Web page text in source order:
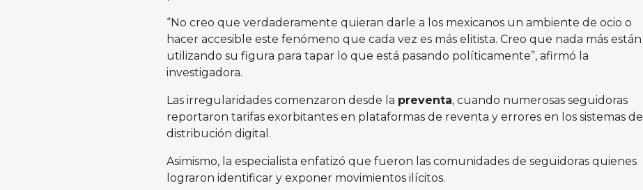
“No creo que verdaderamente quieran darle a los mexicanos un ambiente de ocio o
hacer accesible este fenómeno que cada vez es más elitista. Creo que nada más están
utilizando su figura para tapar lo que está pasando políticamente”, afirmó la
investigadora.
Las irregularidades comenzaron desde la preventa, cuando numerosas seguidoras
reportaron tarifas exorbitantes en plataformas de reventa y errores en los sistemas de
distribución digital.
Asimismo, la especialista enfatizó que fueron las comunidades de seguidoras quienes
lograron identificar y exponer movimientos ilícitos.